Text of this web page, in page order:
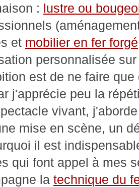
: lustre ou
et mobilier en fer forgé
personnalisée
est de ne faire que
j'apprécie peu la
vivant,
mise en scène, un
il est
qui font appel à mes
la technique du